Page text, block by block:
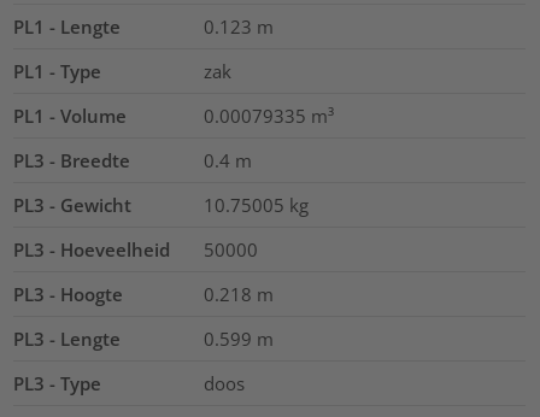
PL1 - Lengte
0.123 m
PL1 - Type
zak
PL1 - Volume
0.00079335 m³
PL3 - Breedte
0.4 m
PL3 - Gewicht
10.75005 kg
PL3 - Hoeveelheid
50000
PL3 - Hoogte
0.218 m
PL3 - Lengte
0.599 m
PL3 - Type
doos